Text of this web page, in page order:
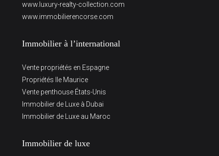
www.luxury-realty-collection.com
www.immobilierencorse.com
Immobilier à l’international
Vente propriétés en Espagne
Propriétés Ile Maurice
Vente penthouse États-Unis
Immobilier de Luxe à Dubai
Immobilier de Luxe au Maroc
Immobilier de luxe